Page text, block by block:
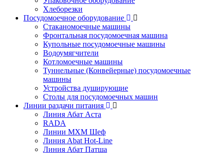
Хлеборезки
Посудомоечное оборудование
Стаканомоечные машины
Фронтальная посудомоечная машина
Купольные посудомоечные машины
Водоумягчители
Котломоечные машины
Туннельные (Конвейерные) посудомоечные
машины
Устройства душирующие
Столы для посудомоечных машин
Линии раздачи питания
Линия Абат Аста
RADA
Линии МХМ Шеф
Линия Abat Hot-Line
Линия Абат Патша